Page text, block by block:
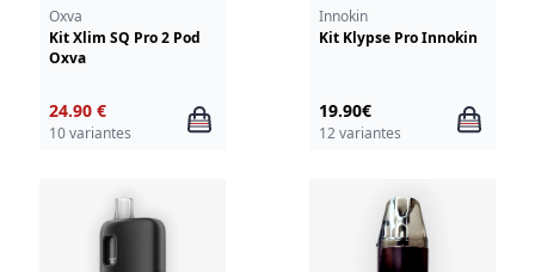
Oxva
Kit Xlim SQ Pro 2 Pod
Oxva
24.90 €
10 variantes
Innokin
Kit Klypse Pro Innokin
19.90€
12 variantes